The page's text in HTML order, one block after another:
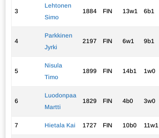
3
Lehtonen
Simo
1884 FIN 13w1 6b1
4
Parkkinen
Jyrki
2197 FIN 6w1 9b1
5
Nisula
Timo
1899 FIN 14b1 1w0
6
Luodonpaa
Martti
1829 FIN 4b0 3w0
7 Hietala Kai 1727 FIN 10b0 11w1